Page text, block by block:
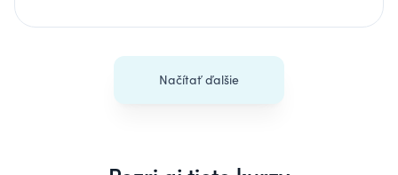
Načítať ďalšie